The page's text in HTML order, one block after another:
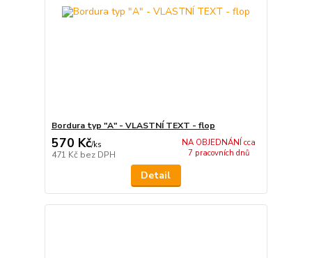
Bordura typ "A" - VLASTNÍ TEXT - flop
570 Kč/ks
471 Kč bez DPH
NA OBJEDNÁNÍ cca
7 pracovních dnů
Detail